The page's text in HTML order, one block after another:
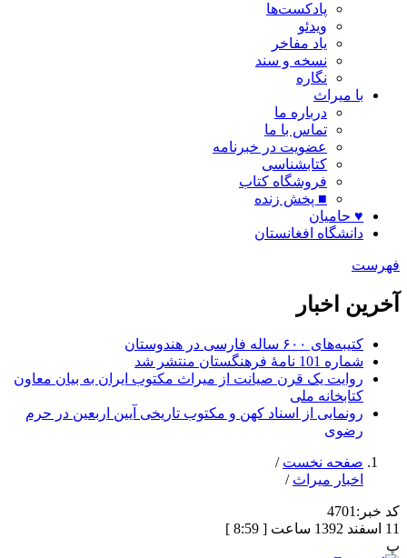
پادکست‌ها
ویدئو
یاد مفاخر
نسخه و سند
نگاره
با میراث
درباره ما
تماس با ما
عضویت در خبرنامه
کتابشناسی
فروشگاه کتاب
■ پخش زنده
♥ حامیان
دانشگاه افغانستان
فهرست
آخرین اخبار
کتیبه‌های ۶۰۰ ساله فارسی در هندوستان
شماره 101 نامۀ فرهنگستان منتشر شد
روایت یک قرن صیانت از میراث مکتوب ایران به بیان معاون
کتابخانه ملی
رونمایی از اسناد کهن و مکتوب تاریخی آیین اربعین در حرم
رضوی
صفحه نخست /
اخبار میراث /
کد خبر: 4701
11 اسفند 1392 ساعت [ 8:59 ]
پ